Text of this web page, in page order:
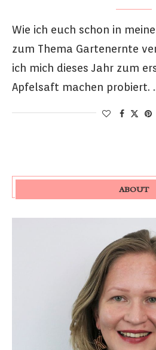
Wie ich euch schon in
zum Thema Gartenernte
ich mich dieses Jahr zum
Apfelsaft machen probiert.
ABOUT